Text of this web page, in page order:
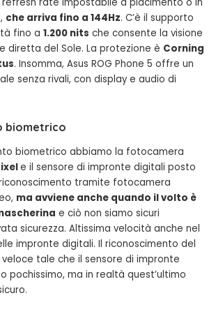
che arriva fino a 144Hz. C’è il supporto
fino a 1.200 nits che consente la visione
diretta del Sole. La protezione è Corning
. Insomma, Asus ROG Phone 5 offre un
senza rivali, con display e audio di
biometrico
biometrico abbiamo la fotocamera
e il sensore di impronte digitali posto
tramite fotocamera
ma avviene anche quando il volto è
e ciò non siamo sicuri
sicurezza. Altissima velocità anche nel
impronte digitali. Il riconoscimento del
tale che il sensore di impronte
pochissimo, ma in realtà quest’ultimo